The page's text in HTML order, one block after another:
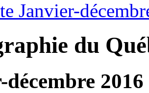
Janvier-
du
2016